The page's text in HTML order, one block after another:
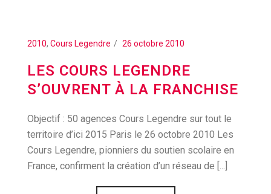
2010, Cours Legendre 26 octobre 2010
LES COURS LEGENDRE
S’OUVRENT À LA FRANCHISE
Objectif : 50 agences Cours Legendre sur tout le
territoire d’ici 2015 Paris le 26 octobre 2010 Les
Cours Legendre, pionniers du soutien scolaire en
France, confirment la création d’un réseau de [...]